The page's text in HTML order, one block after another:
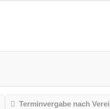
Terminvergabe nach